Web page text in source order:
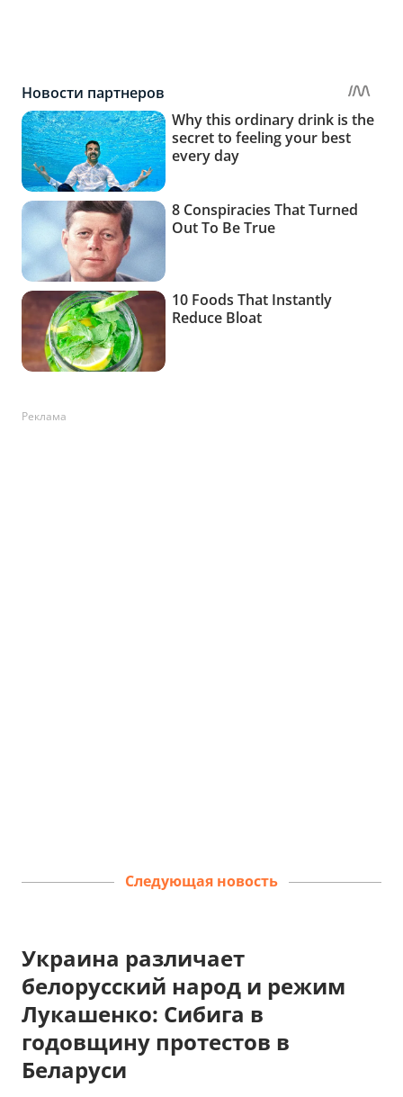
Реклама
Следующая новость
Украина различает
белорусский народ и режим
Лукашенко: Сибига в
годовщину протестов в
Беларуси